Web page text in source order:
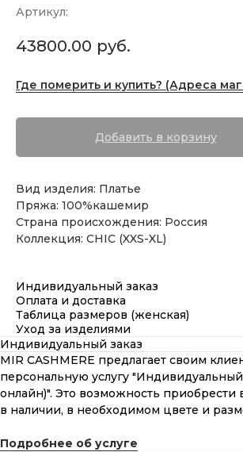
Артикул:
43800.00 руб.
Где померить и купить? (Адреса
Добавить в корзину
Вид изделия: Платье
Пряжа: 100%кашемир
Страна происхождения: Россия
Коллекция: CHIC (XXS-XL)
Индивидуальный заказ
Оплата и доставка
Таблица размеров (женская)
Уход за изделиями
Индивидуальный заказ
MIR CASHMERE предлагает своим
персональную услугу "Индивидуальный
онлайн)". Это возможность приобрести
в наличии, в необходимом цвете и
Подробнее об услуге